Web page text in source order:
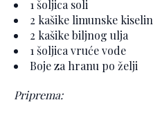
1 šoljica soli
2 kašike limunske
2 kašike biljnog ulja
1 šoljica vruće vode
Boje za hranu po želji
Priprema: